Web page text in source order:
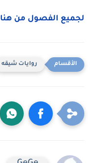
لجميع الفصول من هنا
روايات شيقه